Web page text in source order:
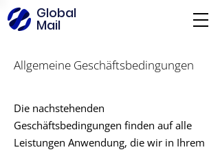
Global
Mail
Allgemeine Geschäftsbedingungen
Die nachstehenden
Geschäftsbedingungen finden auf alle
Leistungen Anwendung, die wir in Ihrem